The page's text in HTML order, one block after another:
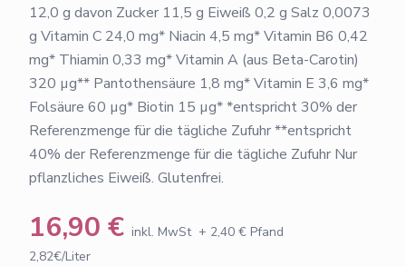
12,0 g davon Zucker 11,5 g Eiweiß 0,2 g Salz 0,0073
g Vitamin C 24,0 mg* Niacin 4,5 mg* Vitamin B6 0,42
mg* Thiamin 0,33 mg* Vitamin A (aus Beta-Carotin)
320 µg** Pantothensäure 1,8 mg* Vitamin E 3,6 mg*
Folsäure 60 µg* Biotin 15 µg* *entspricht 30% der
Referenzmenge für die tägliche Zufuhr **entspricht
40% der Referenzmenge für die tägliche Zufuhr Nur
pflanzliches Eiweiß. Glutenfrei.
16,90 € inkl. MwSt + 2,40 € Pfand
2,82€/Liter